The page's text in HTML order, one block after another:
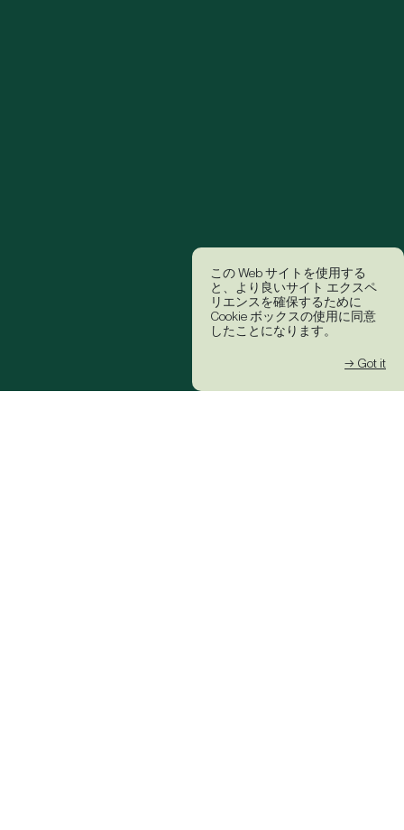
この Web サイトを使用する
と、より良いサイト エクスペ
リエンスを確保するために
Cookie ボックスの使用に同意
したことになります。
→ Got it